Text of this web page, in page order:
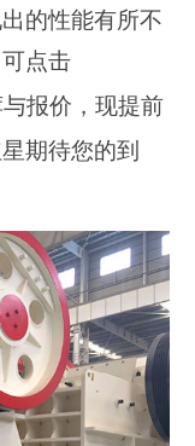
的性能有所不
点击
报价，现提前
期待您的到